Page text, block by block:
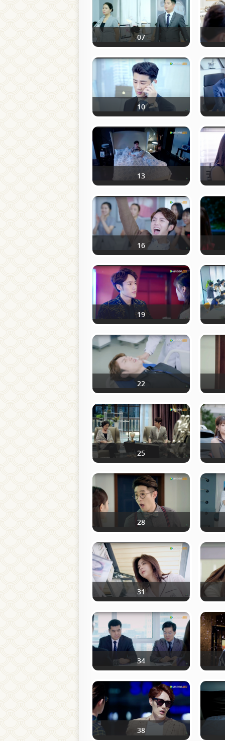
07
10
13
16
19
22
25
28
31
34
38